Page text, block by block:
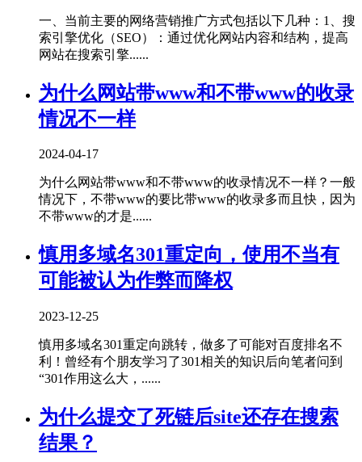
一、当前主要的网络营销推广方式包括以下几种‌：1、‌搜
索引擎优化（SEO）‌：通过优化网站内容和结构，提高
网站在搜索引擎......
为什么网站带www和不带www的收录
情况不一样
2024-04-17
为什么网站带www和不带www的收录情况不一样？一般
情况下，不带www的要比带www的收录多而且快，因为
不带www的才是......
慎用多域名301重定向，使用不当有
可能被认为作弊而降权
2023-12-25
慎用多域名301重定向跳转，做多了可能对百度排名不
利！曾经有个朋友学习了301相关的知识后向笔者问到
“301作用这么大，......
为什么提交了死链后site还存在搜索
结果？